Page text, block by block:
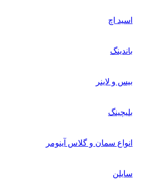
اسید اچ
باندینگ
بیس و لاینر
بلیچینگ
انواع سمان و گلاس آینومر
سایلن